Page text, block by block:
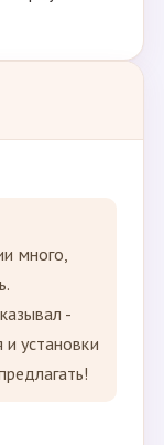
много,
-
и установки